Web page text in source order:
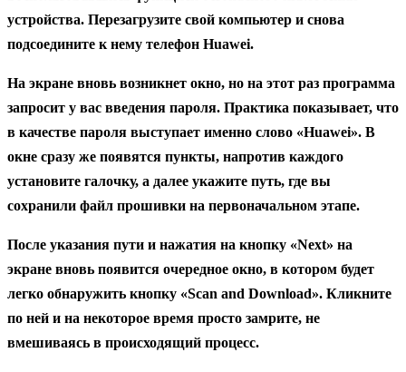
устройства. Перезагрузите свой компьютер и снова
подсоедините к нему телефон Huawei.
На экране вновь возникнет окно, но на этот раз программа
запросит у вас введения пароля. Практика показывает, что
в качестве пароля выступает именно слово «Huawei». В
окне сразу же появятся пункты, напротив каждого
установите галочку, а далее укажите путь, где вы
сохранили файл прошивки на первоначальном этапе.
После указания пути и нажатия на кнопку «Next» на
экране вновь появится очередное окно, в котором будет
легко обнаружить кнопку «Scan and Download». Кликните
по ней и на некоторое время просто замрите, не
вмешиваясь в происходящий процесс.